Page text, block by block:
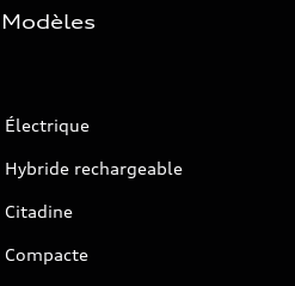
Modèles
Électrique
Hybride rechargeable
Citadine
Compacte